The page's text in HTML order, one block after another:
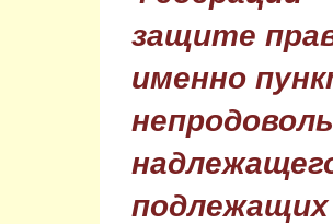
защите
именно